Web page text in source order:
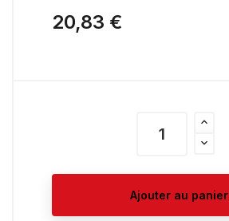
20,83 €
Ajouter au panier